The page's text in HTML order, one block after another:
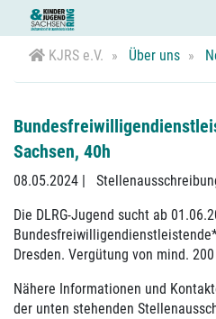
KJRS e.V. Über uns
Sachsen, 40h
08.05.2024
Die DLRG-Jugend sucht ab
Dresden. Vergütung von mind.
Nähere Informationen und
der unten stehenden